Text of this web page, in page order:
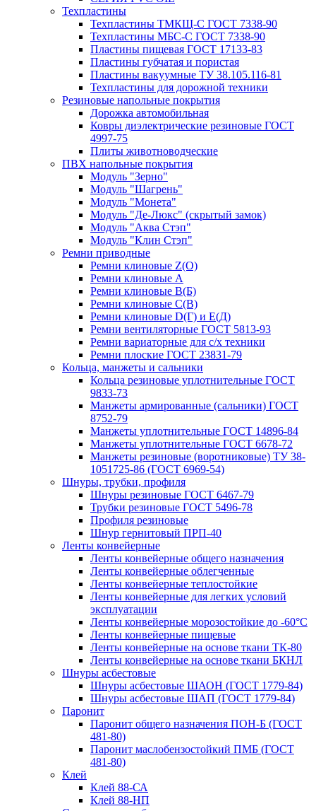
Техпластины
Техпластины ТМКЩ-С ГОСТ 7338-90
Техпластины МБС-С ГОСТ 7338-90
Пластины пищевая ГОСТ 17133-83
Пластины губчатая и пористая
Пластины вакуумные ТУ 38.105.116-81
Техпластины для дорожной техники
Резиновые напольные покрытия
Дорожка автомобильная
Ковры диэлектрические резиновые ГОСТ
4997-75
Плиты животноводческие
ПВХ напольные покрытия
Модуль "Зерно"
Модуль "Шагрень"
Модуль "Монета"
Модуль "Де-Люкс" (скрытый замок)
Модуль "Аква Стэп"
Модуль "Клин Стэп"
Ремни приводные
Ремни клиновые Z(О)
Ремни клиновые А
Ремни клиновые В(Б)
Ремни клиновые С(В)
Ремни клиновые D(Г) и Е(Д)
Ремни вентиляторные ГОСТ 5813-93
Ремни вариаторные для с/х техники
Ремни плоские ГОСТ 23831-79
Кольца, манжеты и сальники
Кольца резиновые уплотнительные ГОСТ
9833-73
Манжеты армированные (сальники) ГОСТ
8752-79
Манжеты уплотнительные ГОСТ 14896-84
Манжеты уплотнительные ГОСТ 6678-72
Манжеты резиновые (воротниковые) ТУ 38-
1051725-86 (ГОСТ 6969-54)
Шнуры, трубки, профиля
Шнуры резиновые ГОСТ 6467-79
Трубки резиновые ГОСТ 5496-78
Профиля резиновые
Шнур гернитовый ПРП-40
Ленты конвейерные
Ленты конвейерные общего назначения
Ленты конвейерные облегченные
Ленты конвейерные теплостойкие
Ленты конвейерные для легких условий
эксплуатации
Ленты конвейерные морозостойкие до -60°С
Ленты конвейерные пищевые
Ленты конвейерные на основе ткани ТК-80
Ленты конвейерные на основе ткани БКНЛ
Шнуры асбестовые
Шнуры асбестовые ШАОН (ГОСТ 1779-84)
Шнуры асбестовые ШАП (ГОСТ 1779-84)
Паронит
Паронит общего назначения ПОН-Б (ГОСТ
481-80)
Паронит маслобензостойкий ПМБ (ГОСТ
481-80)
Клей
Клей 88-СА
Клей 88-НП